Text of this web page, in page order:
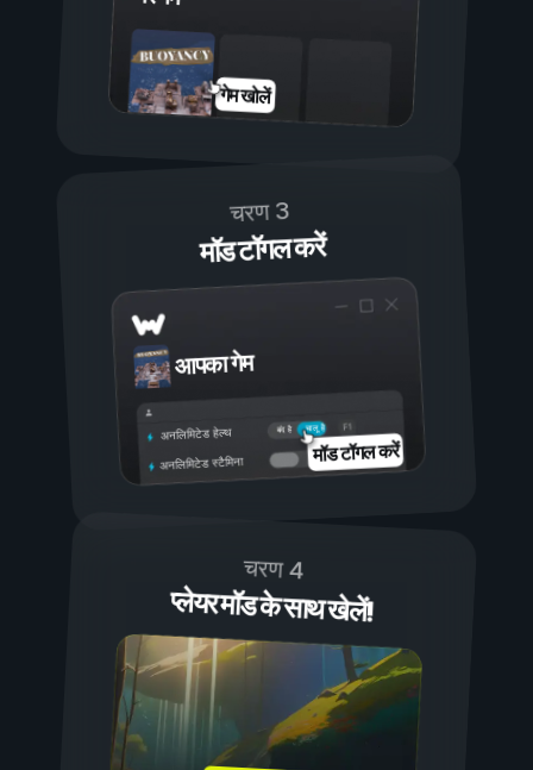
गेम खोलें
चरण 3
मॉड टॉगल करें
आपका गेम
चालू है
बंद है
अनलिमिटेड हेल्थ
अनलिमिटेड स्टैमिना मॉड टॉगल करें
चरण 4
प्लेयर मॉड के साथ खेलें!